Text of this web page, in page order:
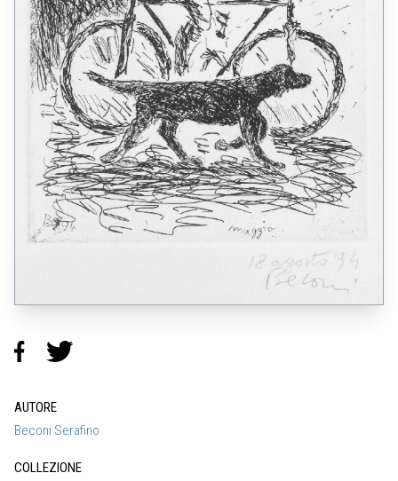
AUTORE
Beconi Serafino
COLLEZIONE